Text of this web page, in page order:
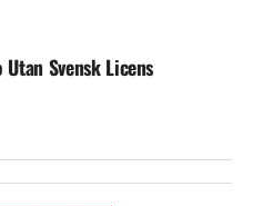
Svensk Licens